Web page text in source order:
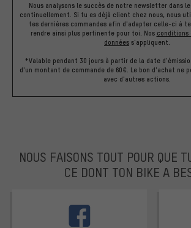
Nous analysons le succès de notre newsletter dans
continuellement. Si tu es déjà client chez nous, nous
tes dernières commandes afin d'adapter celle-ci à
rendre ainsi plus pertinente pour toi. Nos conditions
données s'appliquent.
*Valable pendant 30 jours à partir de la date
d'un montant de commande de 60€. Le bon d'achat ne
avec d'autres actions.
NOUS FAISONS TOUT POUR QUE
CE DONT TON BIKE A